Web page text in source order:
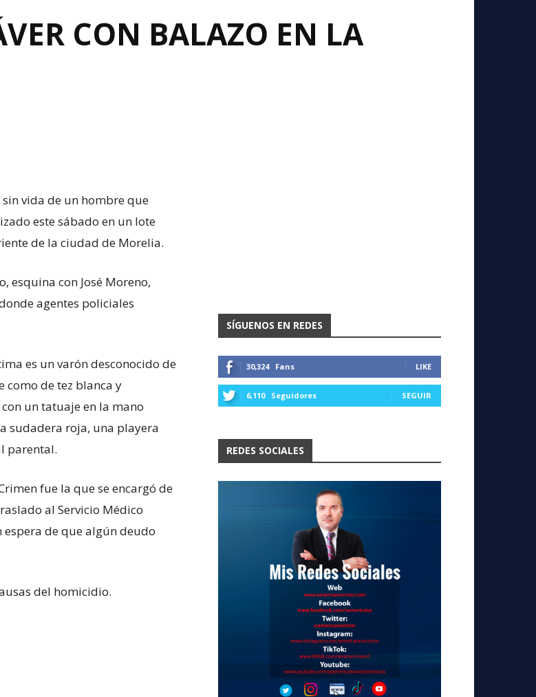
CON BALAZO EN LA
sin vida de un hombre que
este sábado en un lote
de la ciudad de Morelia.
esquina con José Moreno,
agentes policiales
es un varón desconocido de
como de tez blanca y
un tatuaje en la mano
sudadera roja, una playera
parental.
fue la que se encargó de
al Servicio Médico
espera de que algún deudo
del homicidio.
SÍGUENOS EN REDES
30,324 Fans LIKE
6,110 Seguidores SEGUIR
REDES SOCIALES